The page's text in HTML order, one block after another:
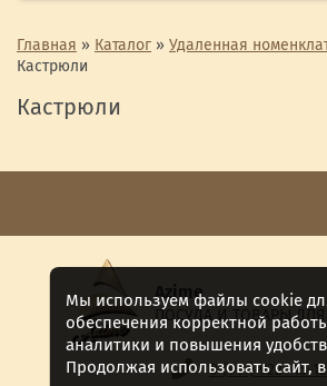
Главная » Каталог » Удаленная
Кастрюли
Кастрюли
Azime
ПОСУДА И ТОВАРЫ
8 (911) 922 -15-12
Мы используем файлы cookie
обеспечения корректной
аналитики и повышения
Продолжая использовать сайт,